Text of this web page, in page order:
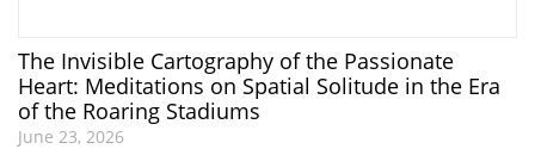
The Invisible Cartography of the Passionate
Heart: Meditations on Spatial Solitude in the Era
of the Roaring Stadiums
June 23, 2026